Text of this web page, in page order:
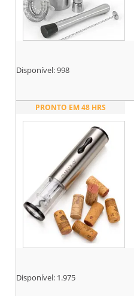
Disponível:998
PRONTO EM 48 HRS
Disponível: 1.975